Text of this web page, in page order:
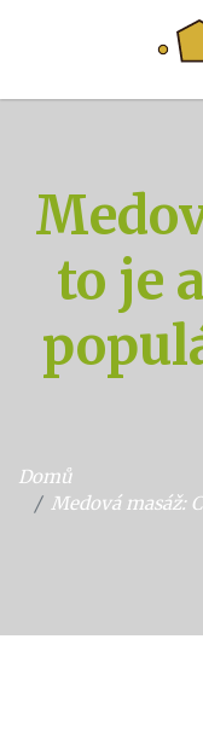
to je
Domů
Medová masáž: